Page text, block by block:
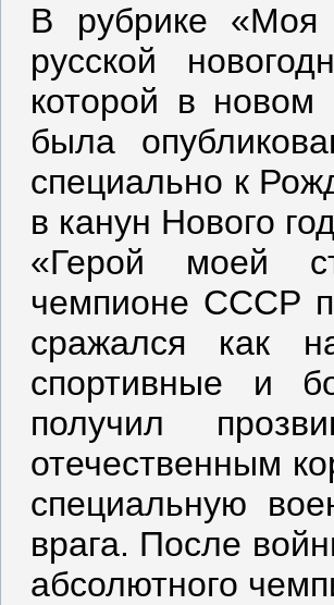
В рубрике
русской
которой в новом
была
специально к
в канун Нового
«Герой моей
чемпионе СССР
сражался как
спортивные и
получил
отечественным
специальную
врага. После
абсолютного